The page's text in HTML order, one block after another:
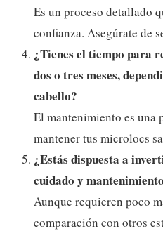
Es un proceso detallado
confianza. Asegúrate de
¿Tienes el tiempo para
dos o tres meses,
cabello?
El mantenimiento es una
mantener tus microlocs
¿Estás dispuesta a
cuidado y
Aunque requieren poco
comparación con otros